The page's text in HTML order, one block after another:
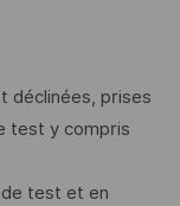
déclinées, prises
test y compris
de test et en